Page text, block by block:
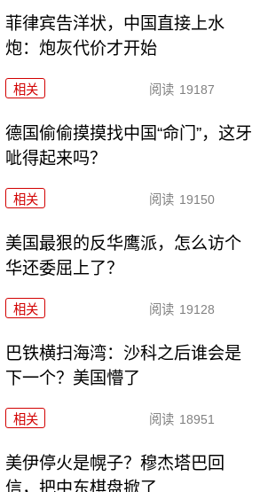
菲律宾告洋状，中国直接上水
炮：炮灰代价才开始
相关 阅读 19187
德国偷偷摸摸找中国“命门”，这牙
呲得起来吗？
相关 阅读 19150
美国最狠的反华鹰派，怎么访个
华还委屈上了？
相关 阅读 19128
巴铁横扫海湾：沙科之后谁会是
下一个？美国懵了
相关 阅读 18951
美伊停火是幌子？穆杰塔巴回
信，把中东棋盘掀了